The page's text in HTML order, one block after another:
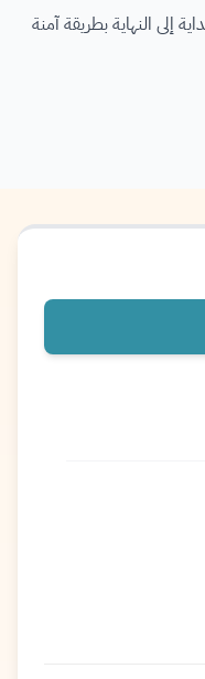
إلى النهاية بطريقة آمنة